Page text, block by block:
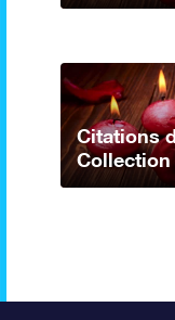
Citations
Collection